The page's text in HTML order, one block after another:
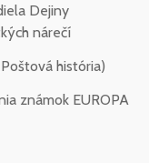
Dejiny
nárečí
história)
známok EUROPA